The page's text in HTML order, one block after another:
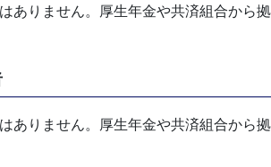
ありません。厚生年金や共済組合から
ありません。厚生年金や共済組合から